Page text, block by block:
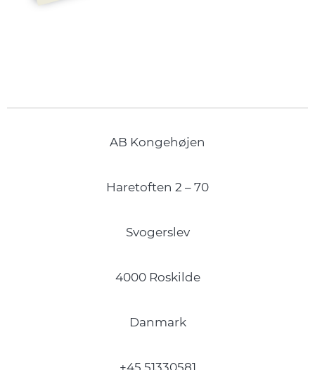
AB Kongehøjen
Haretoften 2 – 70
Svogerslev
4000 Roskilde
Danmark